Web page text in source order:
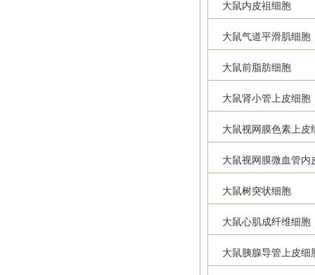
大鼠内皮祖细胞
大鼠气道平滑肌细胞
大鼠前脂肪细胞
大鼠肾小管上皮细胞
大鼠视网膜色素上皮
大鼠视网膜微血管内
大鼠树突状细胞
大鼠心肌成纤维细胞
大鼠胰腺导管上皮细